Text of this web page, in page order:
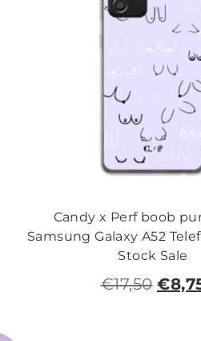
Candy x Perf boob
Samsung Galaxy A52
Stock Sale
€17,50 €